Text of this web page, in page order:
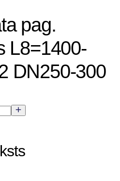
pag.
L8=1400-
DN250-300